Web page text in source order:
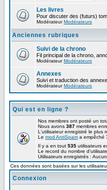
Les livres
Pour discuter des (futurs)
ModérateurModérateurs
Anciennes rubriques
Suivi de la chrono
Fil principal de la chrono,
ModérateurModérateurs
Annexes
Suivi et traduction des
ModérateurModérateurs
Qui est en ligne ?
Nos membres ont posté un
Nous avons 387 membres
L'utilisateur enregistré le plus
Le mod AntiSpam a empêché
Il y a en tout 535 utilisateurs
Le record du nombre
Utilisateurs enregistrés : Aucun
Ces données sont basées sur les
Connexion